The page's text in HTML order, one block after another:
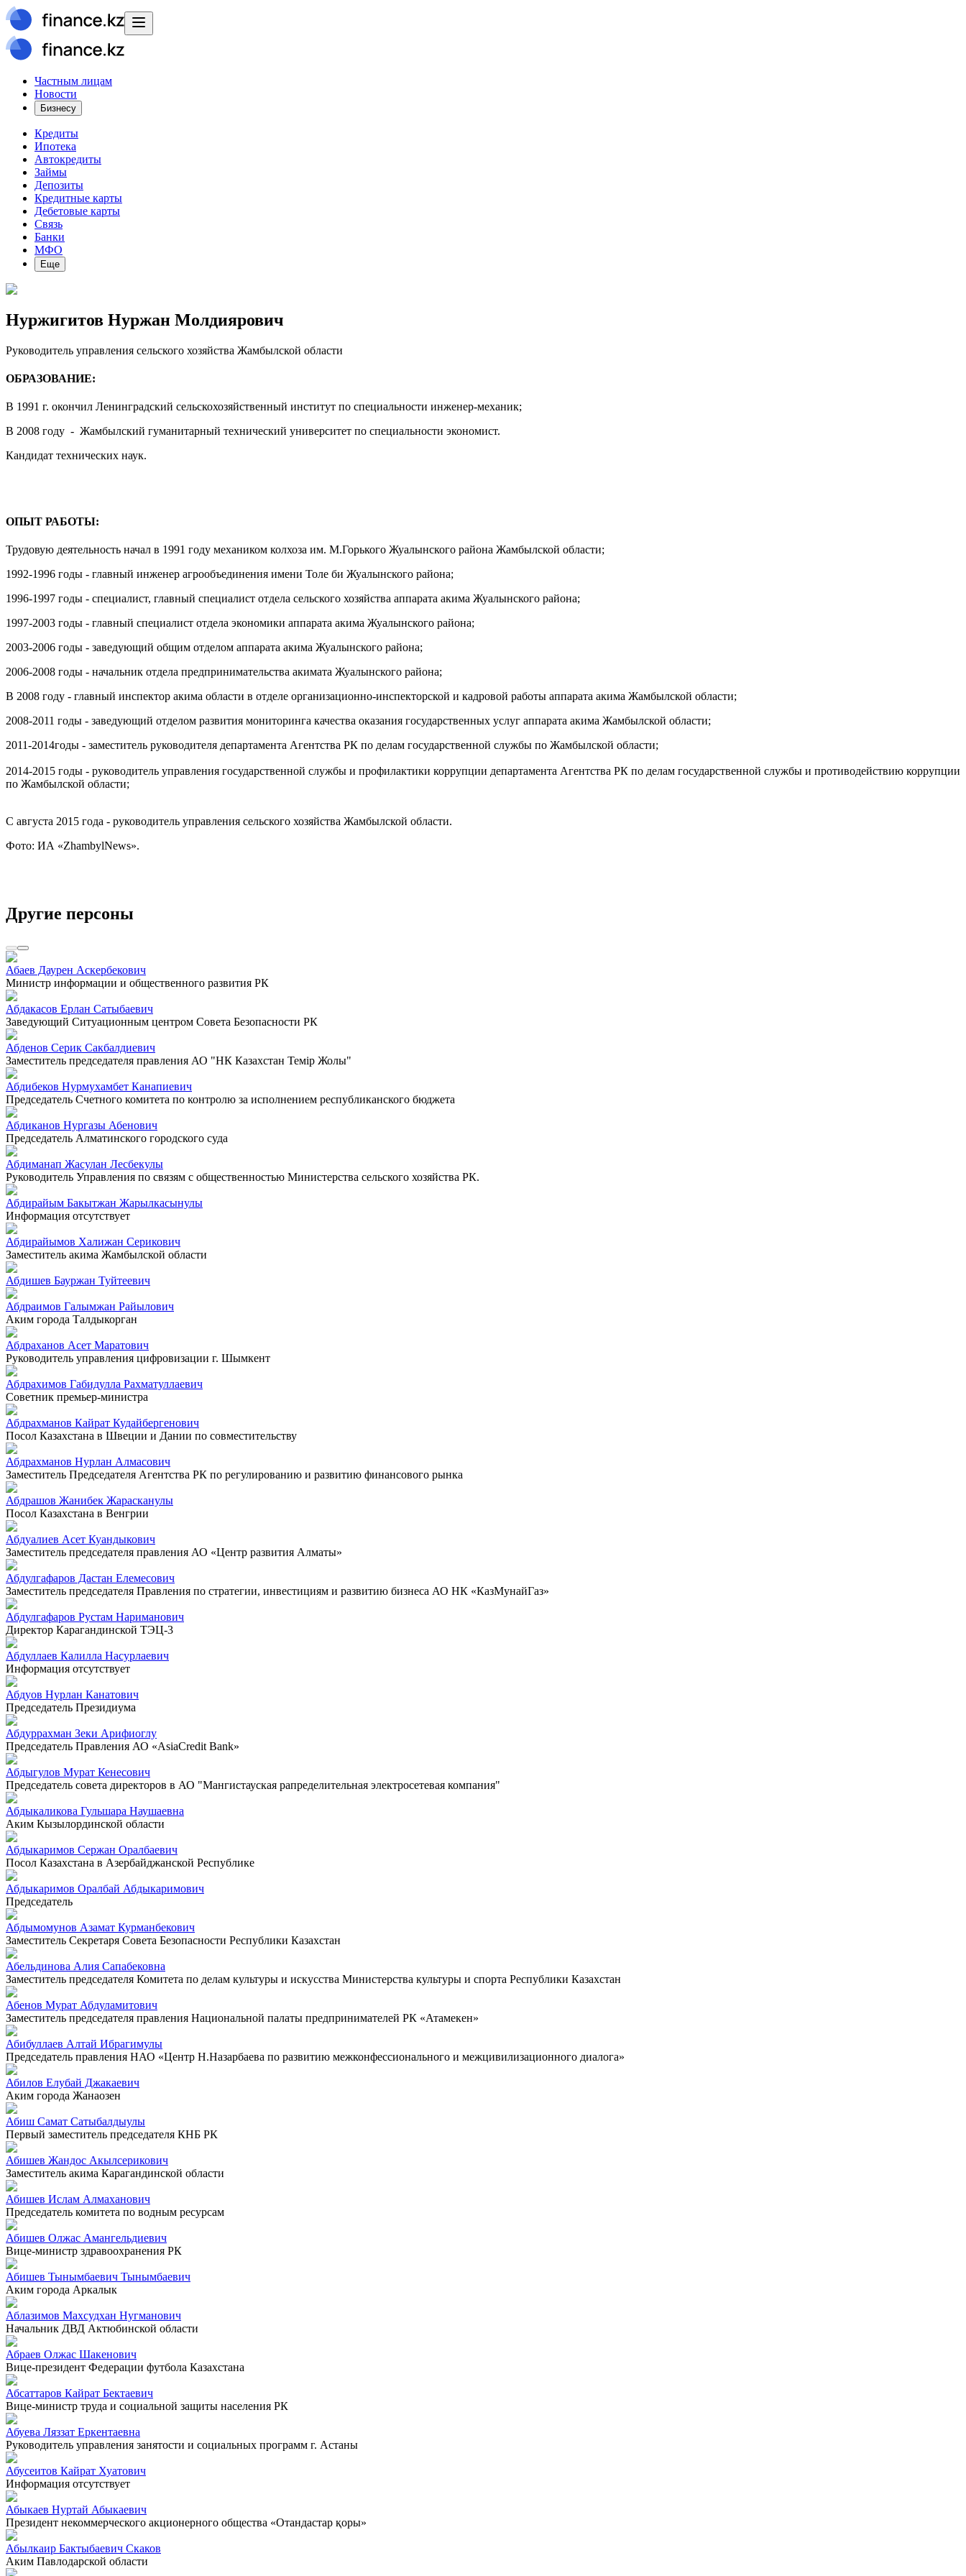
Частным лицам
Новости
Бизнесу
Кредиты
Ипотека
Автокредиты
Займы
Депозиты
Кредитные карты
Дебетовые карты
Связь
Банки
МФО
Еще
Нуржигитов Нуржан Молдиярович
Руководитель управления сельского хозяйства Жамбылской области
ОБРАЗОВАНИЕ:
В 1991 г. окончил Ленинградский сельскохозяйственный институт по специальности инженер-механик;
В 2008 году - Жамбылский гуманитарный технический университет по специальности экономист.
Кандидат технических наук.
ОПЫТ РАБОТЫ:
Трудовую деятельность начал в 1991 году механиком колхоза им. М.Горького Жуалынского района Жамбылской области;
1992-1996 годы - главный инженер агрообъединения имени Толе би Жуалынского района;
1996-1997 годы - специалист, главный специалист отдела сельского хозяйства аппарата акима Жуалынского района;
1997-2003 годы - главный специалист отдела экономики аппарата акима Жуалынского района;
2003-2006 годы - заведующий общим отделом аппарата акима Жуалынского района;
2006-2008 годы - начальник отдела предпринимательства акимата Жуалынского района;
В 2008 году - главный инспектор акима области в отделе организационно-инспекторской и кадровой работы аппарата акима Жамбылской области;
2008-2011 годы - заведующий отделом развития мониторинга качества оказания государственных услуг аппарата акима Жамбылской области;
2011-2014годы - заместитель руководителя департамента Агентства РК по делам государственной службы по Жамбылской области;
2014-2015 годы - руководитель управления государственной службы и профилактики коррупции департамента Агентства РК по делам государственной службы и противодействию коррупции
по Жамбылской области;
С августа 2015 года - руководитель управления сельского хозяйства Жамбылской области.
Фото: ИА «ZhambylNews».
Другие персоны
Абаев Даурен Аскербекович
Министр информации и общественного развития РК
Абдакасов Ерлан Сатыбаевич
Заведующий Ситуационным центром Совета Безопасности РК
Абденов Серик Сакбалдиевич
Заместитель председателя правления АО "НК Казахстан Темiр Жолы"
Абдибеков Нурмухамбет Канапиевич
Председатель Счетного комитета по контролю за исполнением республиканского бюджета
Абдиканов Нургазы Абенович
Председатель Алматинского городского суда
Абдиманап Жасулан Лесбекулы
Руководитель Управления по связям с общественностью Министерства сельского хозяйства РК.
Абдирайым Бакытжан Жарылкасынулы
Информация отсутствует
Абдирайымов Халижан Серикович
Заместитель акима Жамбылской области
Абдишев Бауржан Туйтеевич
Абдраимов Галымжан Райылович
Аким города Талдыкорган
Абдраханов Асет Маратович
Руководитель управления цифровизации г. Шымкент
Абдрахимов Габидулла Рахматуллаевич
Советник премьер-министра
Абдрахманов Кайрат Кудайбергенович
Посол Казахстана в Швеции и Дании по совместительству
Абдрахманов Нурлан Алмасович
Заместитель Председателя Агентства РК по регулированию и развитию финансового рынка
Абдрашов Жанибек Жарасканулы
Посол Казахстана в Венгрии
Абдуалиев Асет Куандыкович
Заместитель председателя правления АО «Центр развития Алматы»
Абдулгафаров Дастан Елемесович
Заместитель председателя Правления по стратегии, инвестициям и развитию бизнеса АО НК «КазМунайГаз»
Абдулгафаров Рустам Нариманович
Директор Карагандинской ТЭЦ-3
Абдуллаев Калилла Насурлаевич
Информация отсутствует
Абдуов Нурлан Канатович
Председатель Президиума
Абдуррахман Зеки Арифиоглу
Председатель Правления АО «AsiaCredit Bank»
Абдыгулов Мурат Кенесович
Председатель совета директоров в АО "Мангистауская рапределительная электросетевая компания"
Абдыкаликова Гульшара Наушаевна
Аким Кызылординской области
Абдыкаримов Сержан Оралбаевич
Посол Казахстана в Азербайджанской Республике
Абдыкаримов Оралбай Абдыкаримович
Председатель
Абдымомунов Азамат Курманбекович
Заместитель Секретаря Совета Безопасности Республики Казахстан
Абельдинова Алия Сапабековна
Заместитель председателя Комитета по делам культуры и искусства Министерства культуры и спорта Республики Казахстан
Абенов Мурат Абдуламитович
Заместитель председателя правления Национальной палаты предпринимателей РК «Атамекен»
Абибуллаев Алтай Ибрагимулы
Председатель правления НАО «Центр Н.Назарбаева по развитию межконфессионального и межцивилизационного диалога»
Абилов Елубай Джакаевич
Аким города Жанаозен
Абиш Самат Сатыбалдыулы
Первый заместитель председателя КНБ РК
Абишев Жандос Акылсерикович
Заместитель акима Карагандинской области
Абишев Ислам Алмаханович
Председатель комитета по водным ресурсам
Абишев Олжас Амангельдиевич
Вице-министр здравоохранения РК
Абишев Тынымбаевич Тынымбаевич
Аким города Аркалык
Аблазимов Махсудхан Нугманович
Начальник ДВД Актюбинской области
Абраев Олжас Шакенович
Вице-президент Федерации футбола Казахстана
Абсаттаров Кайрат Бектаевич
Вице-министр труда и социальной защиты населения РК
Абуева Ляззат Еркентаевна
Руководитель управления занятости и социальных программ г. Астаны
Абусеитов Кайрат Хуатович
Информация отсутствует
Абыкаев Нуртай Абыкаевич
Президент некоммерческого акционерного общества «Отандастар қоры»
Абылкаир Бактыбаевич Скаков
Аким Павлодарской области